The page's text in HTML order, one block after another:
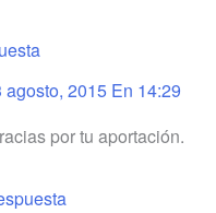
agosto, 2015 En 14:29
por tu aportación.